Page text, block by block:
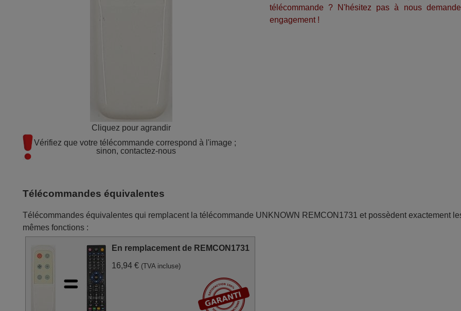
Cliquez pour agrandir
Vérifiez que votre télécommande correspond à l'image ;
sinon, contactez-nous
télécommande ? N'hésitez pas à nous
engagement !
Télécommandes équivalentes
Télécommandes équivalentes qui remplacent la télécommande UNKNOWN REMCON1731 et possèdent exactement
mêmes fonctions :
En remplacement de REMCON1731
16,94 € (TVA incluse)